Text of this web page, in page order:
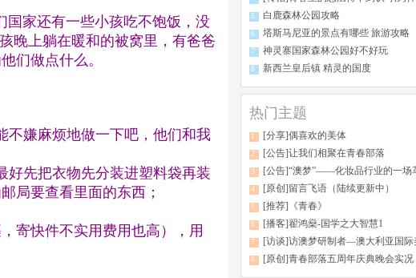
国家还有一些小孩吃不饱饭，没
晚上躺在暖和的被窝里，有爸爸
们做点什么。
不嫌麻烦地做一下吧，他们和我
先把衣物先分装进塑料袋再装
局要查看里面的东西；
寄快件不实用费用也高），用
5 白鹿森林公园攻略
6 塔斯马尼亚的景点有哪些 旅游攻略
7 神灵寨国家森林公园好不好玩
8 新西兰皇后镇 精灵的国度
热门主题
1 [分享]偶喜欢的美体
2 [公告]让我们相聚在青春部落
3 [公告]“澳梦”——化妆品行业的一场
4 [原创]留言飞语（陆续更新中）
5 [推荐]《青春》
6 [播客]翟鸿燊-国学之大智慧1
7 [访谈]访澳梦研制者—澳大利亚国际美容研究院
8 [原创]青春部落五周年庆典晚会实况（图